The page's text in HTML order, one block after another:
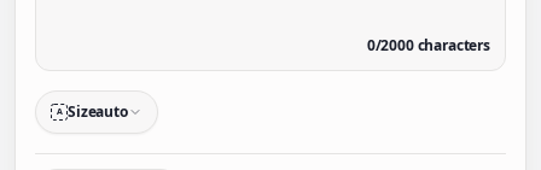
0/2000characters
A Sizeauto